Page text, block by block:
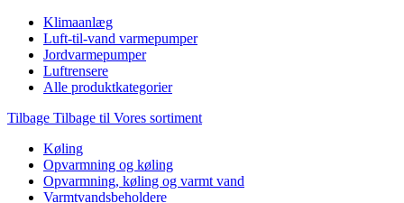
Klimaanlæg
Luft-til-vand varmepumper
Jordvarmepumper
Luftrensere
Alle produktkategorier
Tilbage Tilbage til Vores sortiment
Køling
Opvarmning og køling
Opvarmning, køling og varmt vand
Varmtvandsbeholdere